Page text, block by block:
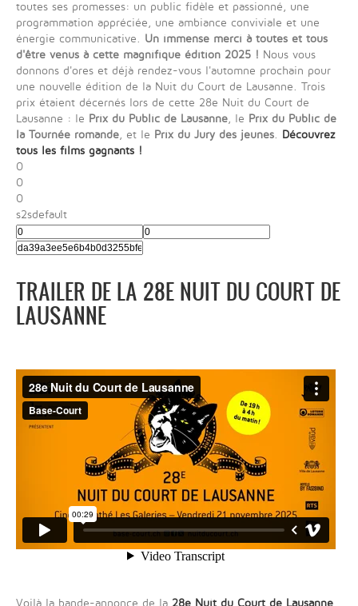
toutes ses promesses: un public fidèle et passionné, une
programmation appréciée, une ambiance conviviale et une
énergie communicative. Un immense merci à toutes et tous
d'être venus à cette magnifique édition 2025 ! Nous vous
donnons d'ores et déjà rendez-vous l'automne prochain pour
une nouvelle édition de la Nuit du Court de Lausanne. Trois
prix étaient décernés lors de cette 28e Nuit du Court de
Lausanne : le Prix du Public de Lausanne, le Prix du Public de
la Tournée romande, et le Prix du Jury des jeunes. Découvrez
tous les films gagnants !
0
0
0
s2sdefault
TRAILER DE LA 28E NUIT DU COURT DE
LAUSANNE
Voilà la bande-annonce de la 28e Nuit du Court de Lausanne